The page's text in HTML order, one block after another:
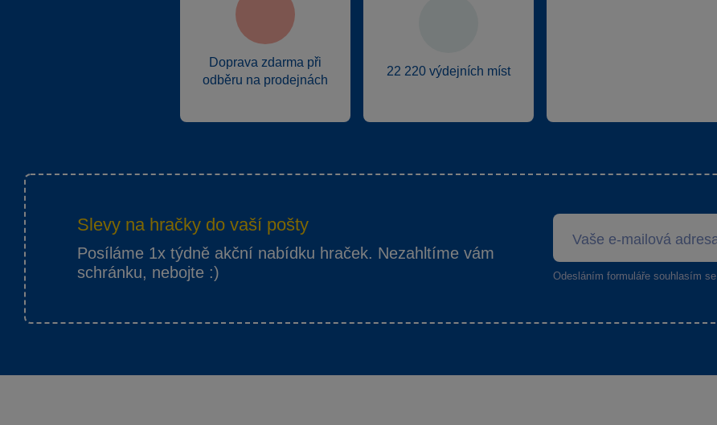
Doprava zdarma při
odběru na prodejnách
22 220 výdejních míst
Slevy na hračky do vaší pošty
Posíláme 1x týdně akční nabídku hraček. Nezahltíme vám
schránku, nebojte :)
Odesláním formuláře souhlasím se